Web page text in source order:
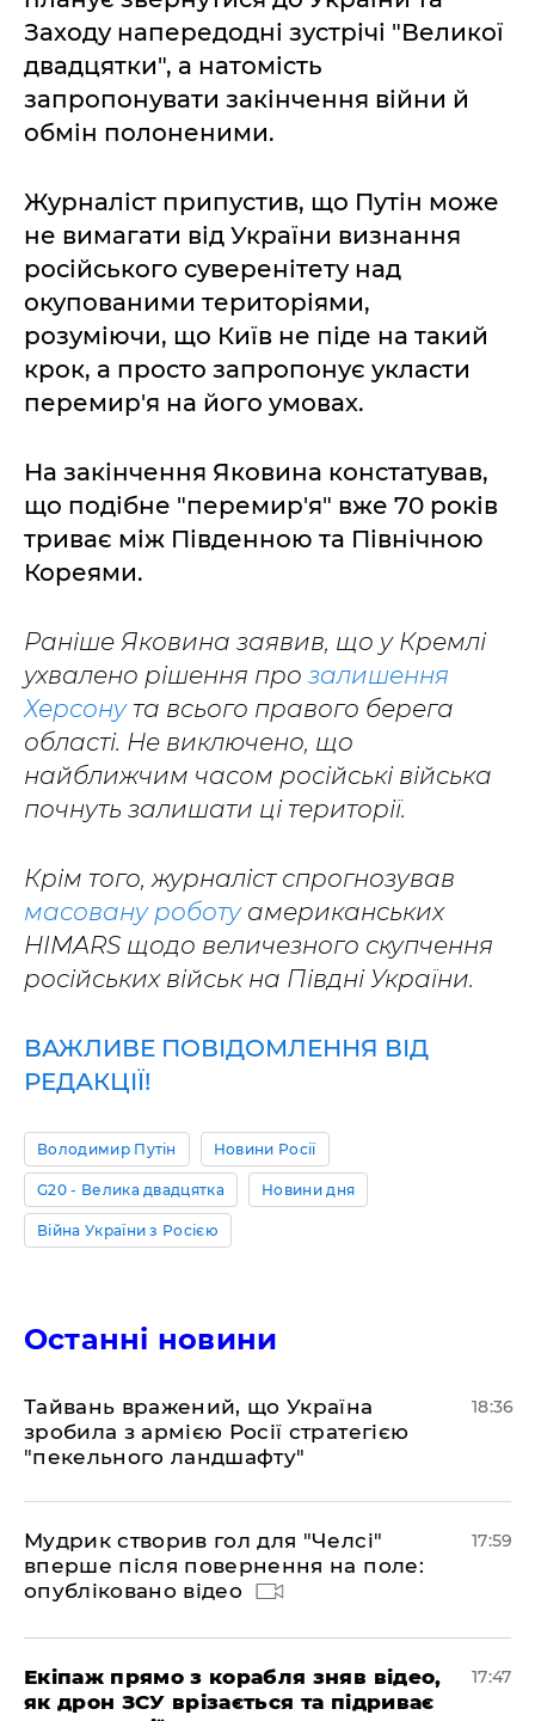
Заходу напередодні зустрічі "Великої
двадцятки", а натомість
запропонувати закінчення війни й
обмін полоненими.
Журналіст припустив, що Путін може
не вимагати від України визнання
російського суверенітету над
окупованими територіями,
розуміючи, що Київ не піде на такий
крок, а просто запропонує укласти
перемир'я на його умовах.
На закінчення Яковина констатував,
що подібне "перемир'я" вже 70 років
триває між Південною та Північною
Кореями.
Раніше Яковина заявив, що у Кремлі
ухвалено рішення про залишення
Херсонута всього правого берега
області. Не виключено, що
найближчим часом російські війська
почнуть залишати ці території.
Крім того, журналіст спрогнозував
масовану роботуамериканських
HIMARS щодо величезного скупчення
російських військ на Півдні України.
ВАЖЛИВЕ ПОВІДОМЛЕННЯ ВІД
РЕДАКЦІЇ!
Володимир Путін Новини Росії
G20 - Велика двадцятка Новини дня
Війна України з Росією
Останні новини
Тайвань вражений, що Україна
зробила з армією Росії стратегією
"пекельного ландшафту"
18:36
Мудрик створив гол для "Челсі"
вперше після повернення на поле:
опубліковано відео
17:59
Екіпаж прямо з корабля зняв відео,
як дрон ЗСУ врізається та підриває
17:47